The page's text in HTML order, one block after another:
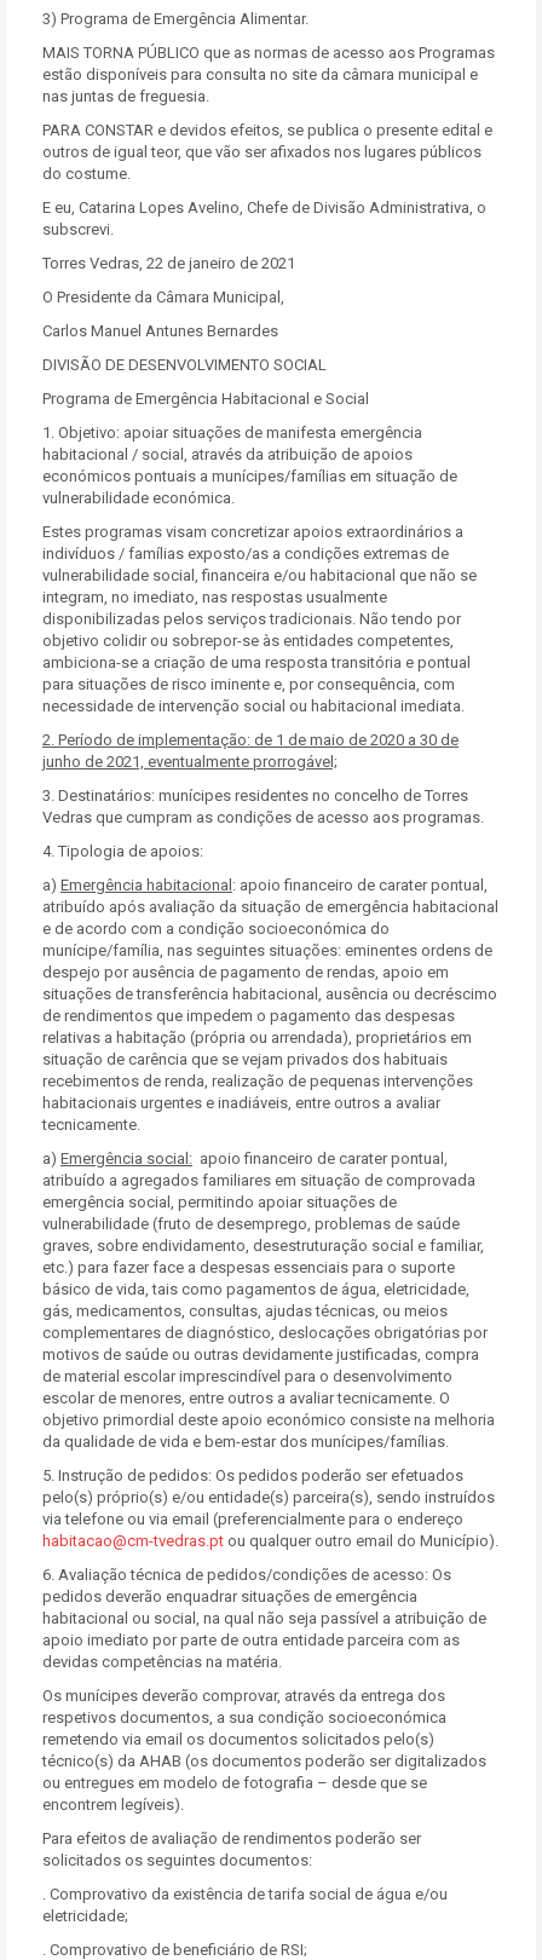
3) Programa de Emergência Alimentar.
MAIS TORNA PÚBLICO que as normas de acesso aos Programas
estão disponíveis para consulta no site da câmara municipal e
nas juntas de freguesia.
PARA CONSTAR e devidos efeitos, se publica o presente edital e
outros de igual teor, que vão ser afixados nos lugares públicos
do costume.
E eu, Catarina Lopes Avelino, Chefe de Divisão Administrativa, o
subscrevi.
Torres Vedras, 22 de janeiro de 2021
O Presidente da Câmara Municipal,
Carlos Manuel Antunes Bernardes
DIVISÃO DE DESENVOLVIMENTO SOCIAL
Programa de Emergência Habitacional e Social
1. Objetivo: apoiar situações de manifesta emergência
habitacional / social, através da atribuição de apoios
económicos pontuais a munícipes/famílias em situação de
vulnerabilidade económica.
Estes programas visam concretizar apoios extraordinários a
indivíduos / famílias exposto/as a condições extremas de
vulnerabilidade social, financeira e/ou habitacional que não se
integram, no imediato, nas respostas usualmente
disponibilizadas pelos serviços tradicionais. Não tendo por
objetivo colidir ou sobrepor-se às entidades competentes,
ambiciona-se a criação de uma resposta transitória e pontual
para situações de risco iminente e, por consequência, com
necessidade de intervenção social ou habitacional imediata.
2. Período de implementação: de 1 de maio de 2020 a 30 de
junho de 2021, eventualmente prorrogável;
3. Destinatários: munícipes residentes no concelho de Torres
Vedras que cumpram as condições de acesso aos programas.
4. Tipologia de apoios:
a) Emergência habitacional : apoio financeiro de carater pontual,
atribuído após avaliação da situação de emergência habitacional
e de acordo com a condição socioeconómica do
munícipe/família, nas seguintes situações: eminentes ordens de
despejo por ausência de pagamento de rendas, apoio em
situações de transferência habitacional, ausência ou decréscimo
de rendimentos que impedem o pagamento das despesas
relativas a habitação (própria ou arrendada), proprietários em
situação de carência que se vejam privados dos habituais
recebimentos de renda, realização de pequenas intervenções
habitacionais urgentes e inadiáveis, entre outros a avaliar
tecnicamente.
a) Emergência social: apoio financeiro de carater pontual,
atribuído a agregados familiares em situação de comprovada
emergência social, permitindo apoiar situações de
vulnerabilidade (fruto de desemprego, problemas de saúde
graves, sobre endividamento, desestruturação social e familiar,
etc.) para fazer face a despesas essenciais para o suporte
básico de vida, tais como pagamentos de água, eletricidade,
gás, medicamentos, consultas, ajudas técnicas, ou meios
complementares de diagnóstico, deslocações obrigatórias por
motivos de saúde ou outras devidamente justificadas, compra
de material escolar imprescindível para o desenvolvimento
escolar de menores, entre outros a avaliar tecnicamente. O
objetivo primordial deste apoio económico consiste na melhoria
da qualidade de vida e bem-estar dos munícipes/famílias.
5. Instrução de pedidos: Os pedidos poderão ser efetuados
pelo(s) próprio(s) e/ou entidade(s) parceira(s), sendo instruídos
via telefone ou via email (preferencialmente para o endereço
habitacao@cm-tvedras.pt ou qualquer outro email do Município).
6. Avaliação técnica de pedidos/condições de acesso: Os
pedidos deverão enquadrar situações de emergência
habitacional ou social, na qual não seja passível a atribuição de
apoio imediato por parte de outra entidade parceira com as
devidas competências na matéria.
Os munícipes deverão comprovar, através da entrega dos
respetivos documentos, a sua condição socioeconómica
remetendo via email os documentos solicitados pelo(s)
técnico(s) da AHAB (os documentos poderão ser digitalizados
ou entregues em modelo de fotografia – desde que se
encontrem legíveis).
Para efeitos de avaliação de rendimentos poderão ser
solicitados os seguintes documentos:
. Comprovativo da existência de tarifa social de água e/ou
eletricidade;
. Comprovativo de beneficiário de RSI;